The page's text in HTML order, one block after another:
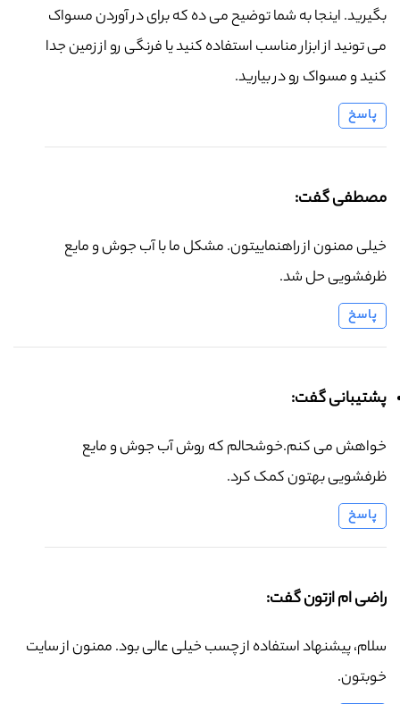
بگیرید. اینجا به شما توضیح می ده که برای در آوردن مسواک
می تونید از ابزار مناسب استفاده کنید یا فرنگی رو از زمین جدا
کنید و مسواک رو در بیارید.
پاسخ
مصطفی گفت:
خیلی ممنون از راهنماییتون. مشکل ما با آب جوش و مایع
ظرفشویی حل شد.
پاسخ
پشتیبانی گفت:
خواهش می کنم.خوشحالم که روش آب جوش و مایع
ظرفشویی بهتون کمک کرد.
پاسخ
راضی ام ازتون گفت:
سلام، پیشنهاد استفاده از چسب خیلی عالی بود. ممنون از سایت
خوبتون.